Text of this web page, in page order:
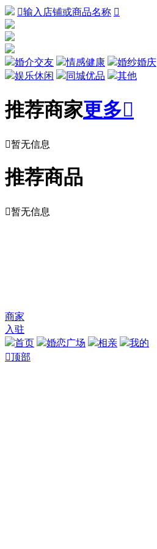
输入店铺或商品名称 
婚介交友 情感健康 婚纱婚庆
娱乐休闲
同城优品 其他
推荐商家更多
暂无信息
推荐商品
暂无信息
商家
入驻
首页
婚恋广场 相亲
我的
顶部